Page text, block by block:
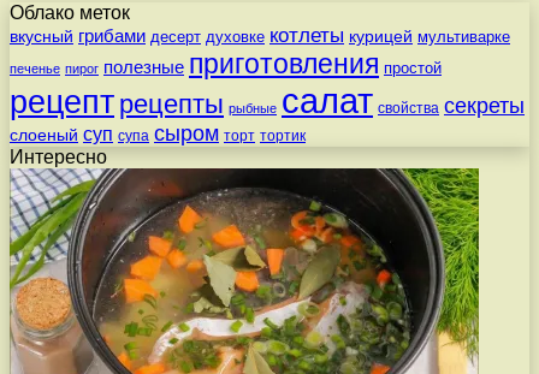
Облако меток
вкусный грибами десерт духовке котлеты курицей мультиварке
печенье пирог полезные приготовления простой
рецепт рецепты рыбные салат свойства секреты
слоеный суп супа сыром торт тортик
Интересно